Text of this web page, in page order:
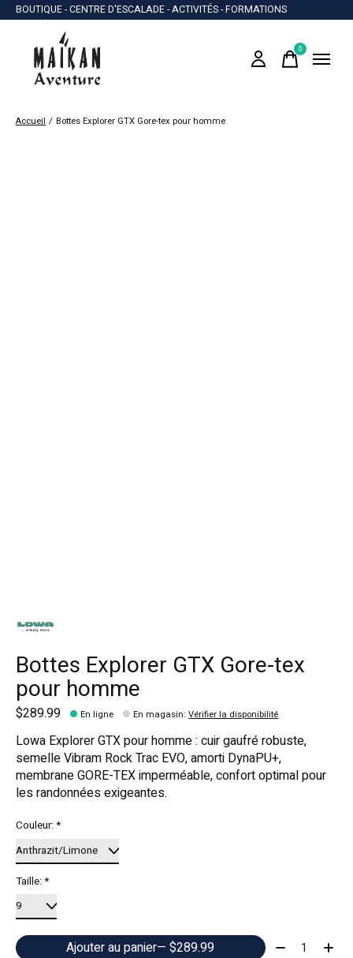
BOUTIQUE - CENTRE D'ESCALADE - ACTIVITÉS - FORMATIONS
0items
Accueil / Bottes Explorer GTX Gore-tex pour homme
Bottes Explorer GTX Gore-tex
pour homme
$289.99 En ligne En magasin:Vérifier la disponibilité
Lowa Explorer GTX pour homme : cuir gaufré robuste,
semelle Vibram Rock Trac EVO, amorti DynaPU+,
membrane GORE-TEX imperméable, confort optimal pour
les randonnées exigeantes.
Couleur:*
Taille:*
Ajouter au panier — $289.99 Quantité: